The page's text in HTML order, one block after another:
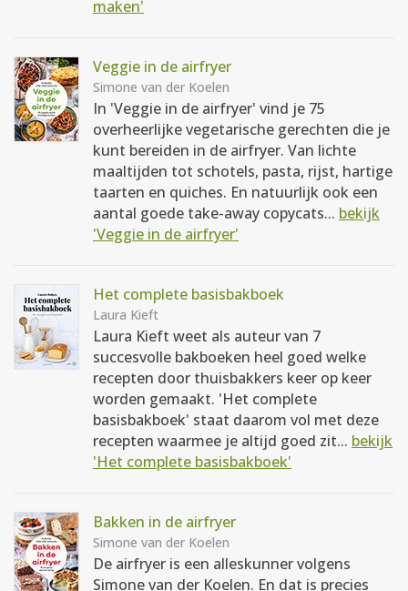
maken'
Veggie in de airfryer
Simone van der Koelen
In 'Veggie in de airfryer' vind je 75
overheerlijke vegetarische gerechten die je
kunt bereiden in de airfryer. Van lichte
maaltijden tot schotels, pasta, rijst, hartige
taarten en quiches. En natuurlijk ook een
aantal goede take-away copycats... bekijk
'Veggie in de airfryer'
Het complete basisbakboek
Laura Kieft
Laura Kieft weet als auteur van 7
succesvolle bakboeken heel goed welke
recepten door thuisbakkers keer op keer
worden gemaakt. 'Het complete
basisbakboek' staat daarom vol met deze
recepten waarmee je altijd goed zit... bekijk
'Het complete basisbakboek'
Bakken in de airfryer
Simone van der Koelen
De airfryer is een alleskunner volgens
Simone van der Koelen. En dat is precies